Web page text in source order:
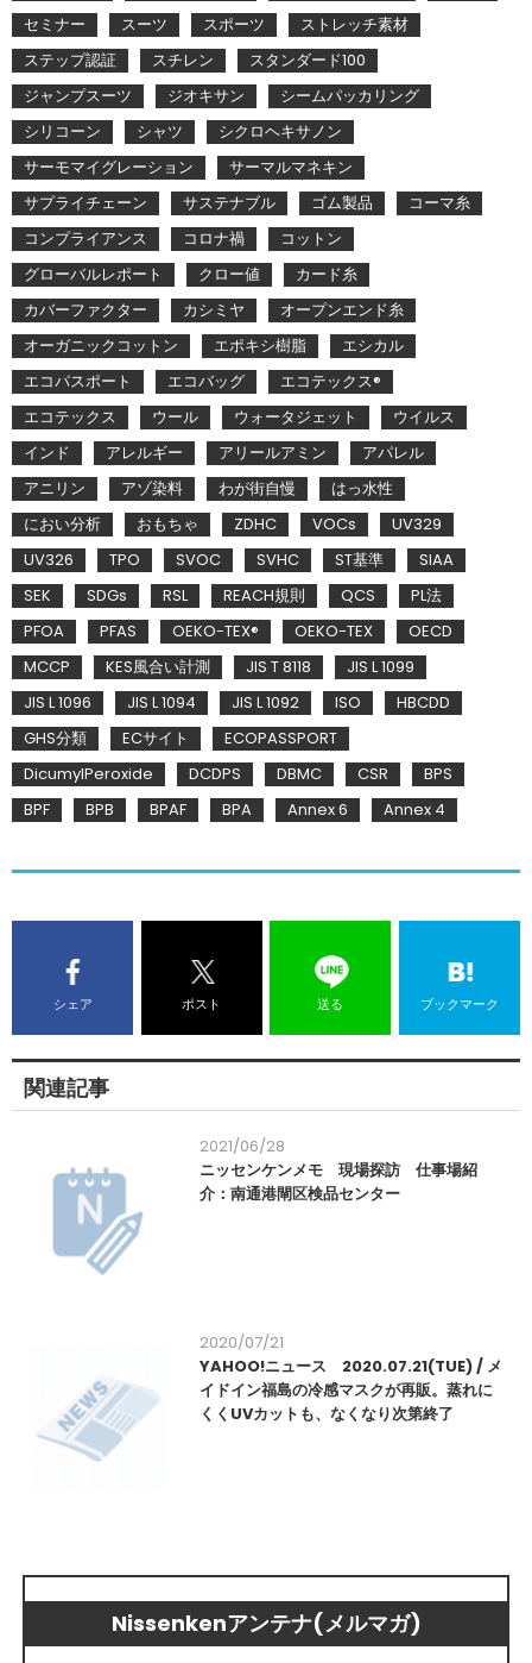
セミナー スーツ スポーツ
ストレッチ素材
ステップ認証
スチレン
スタンダード100
ジャンプスーツ
ジオキサン
シームパッカリング
シリコーン
シャツ
シクロヘキサノン
サーモマイグレーション
サーマルマネキン
サプライチェーン
サステナブル ゴム製品
コーマ糸
コンプライアンス
コロナ禍
コットン
グローバルレポート
クロー値
カード糸
カバーファクター
カシミヤ
オープンエンド糸
オーガニックコットン
エポキシ樹脂
エシカル
エコパスポート
エコバッグ
エコテックス®
エコテックス
ウール ウォータジェット
ウイルス
インド
アレルギー アリールアミン
アパレル
アニリン
アゾ染料 わが街自慢
はっ水性
におい分析
おもちゃ ZDHC VOCs
UV329
UV326
TPO SVOC SVHC ST基準
SIAA
SEK
SDGs RSL REACH規則 QCS
PL法
PFOA
PFAS OEKO-TEX® OEKO-TEX
OECD
MCCP
KES風合い計測 JIS T 8118
JIS L 1099
JIS L 1096
JIS L 1094 JIS L 1092 ISO
HBCDD
GHS分類
ECサイト
ECOPASSPORT
DicumylPeroxide
DCDPS DBMC CSR
BPS
BPF
BPB BPAF BPA Annex 6 Annex 4
シェア ポスト 送る ブックマーク
関連記事
2021/06/28
ニッセンケンメモ 現場探訪 仕事場紹
介：南通港閘区検品センター
2020/07/21
YAHOO!ニュース 2020.07.21(TUE) / メ
イドイン福島の冷感マスクが再販。蒸れに
くくUVカットも、なくなり次第終了
Nissenkenアンテナ(メルマガ)